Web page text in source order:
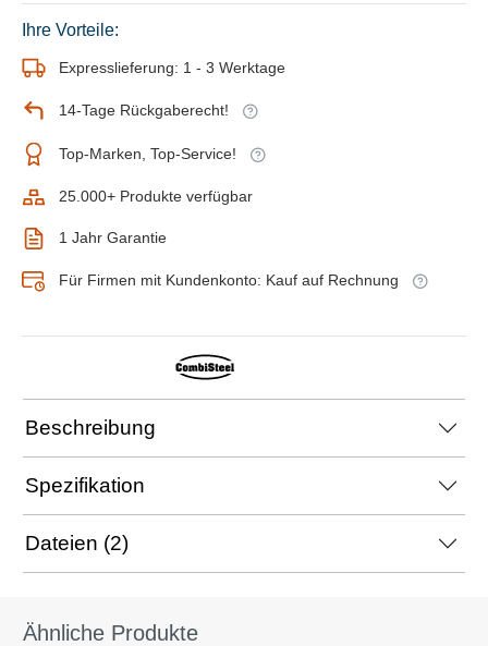
Ihre Vorteile:
Expresslieferung: 1 - 3 Werktage
14-Tage Rückgaberecht!
Top-Marken, Top-Service!
25.000+ Produkte verfügbar
1 Jahr Garantie
Für Firmen mit Kundenkonto: Kauf auf Rechnung
Beschreibung
Spezifikation
Dateien (2)
Ähnliche Produkte